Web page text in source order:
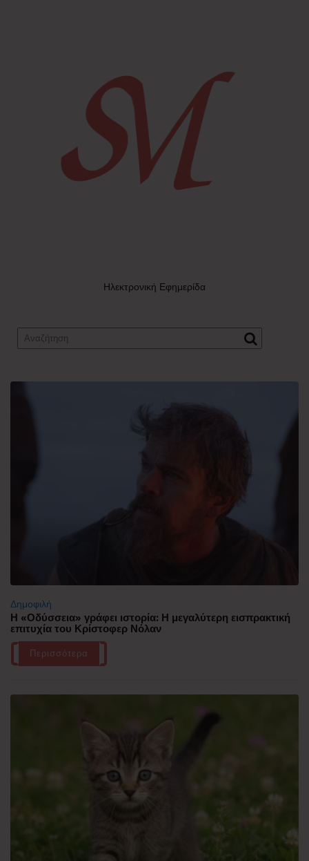
Ηλεκτρονική Εφημερίδα
Δημοφιλή
Η «Οδύσσεια» γράφει ιστορία: Η μεγαλύτερη εισπρακτική
επιτυχία του Κρίστοφερ Νόλαν
Περισσότερα